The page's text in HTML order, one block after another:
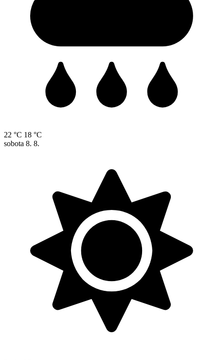
22 °C 18 °C
sobota 8. 8.